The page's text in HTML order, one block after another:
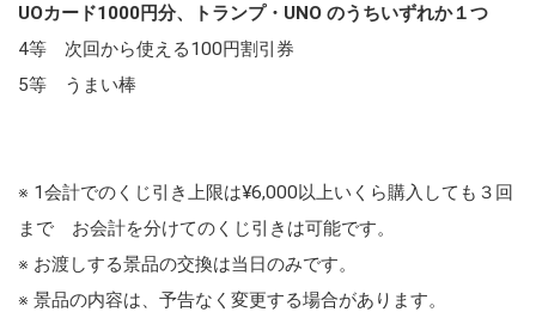
UOカード1000円分、トランプ・UNO のうちいずれか１つ
4等 次回から使える100円割引券
5等 うまい棒
※ 1会計でのくじ引き上限は¥6,000以上いくら購入しても３回
まで お会計を分けてのくじ引きは可能です。
※ お渡しする景品の交換は当日のみです。
※ 景品の内容は、予告なく変更する場合があります。